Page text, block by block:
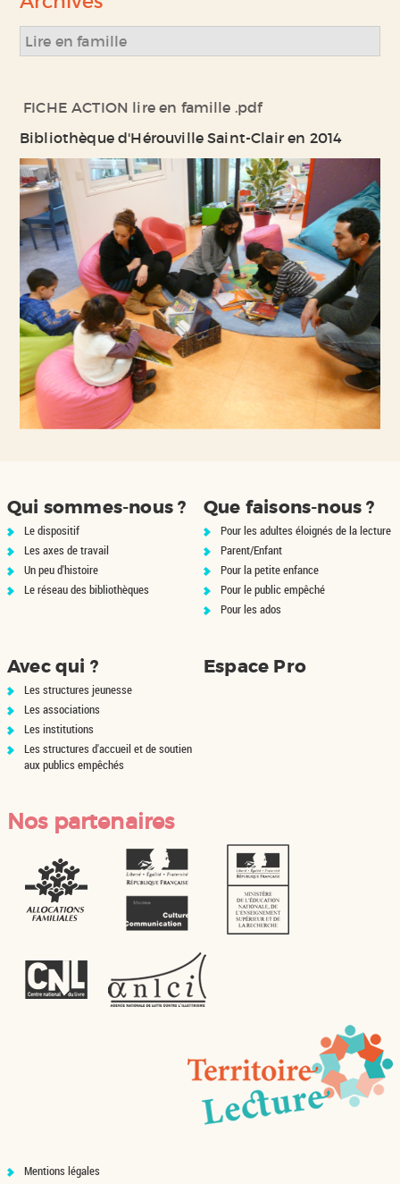
Archives
Lire en famille
FICHE ACTION lire en famille .pdf
Bibliothèque d'Hérouville Saint-Clair en 2014
Qui sommes-nous ?
Le dispositif
Les axes de travail
Un peu d'histoire
Le réseau des bibliothèques
Que faisons-nous ?
Pour les adultes éloignés de la lecture
Parent/Enfant
Pour la petite enfance
Pour le public empêché
Avec qui ?
Les structures jeunesse
Les associations
Les institutions
Les structures d'accueil et de soutien
aux publics empêchés
Espace Pro
Nos partenaires